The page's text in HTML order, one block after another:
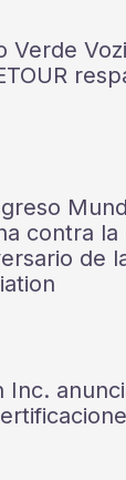
Verde
contra
de
Inc.